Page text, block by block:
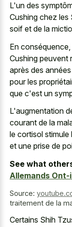
L'un des
Cushing chez les
soif et de la
En
Cushing peuvent
après des
pour les
que c'est un
L'augmentation
courant de la
le cortisol
et une prise de
See what
Allemands Ont-
Source:
traitement de la
Certains Shih